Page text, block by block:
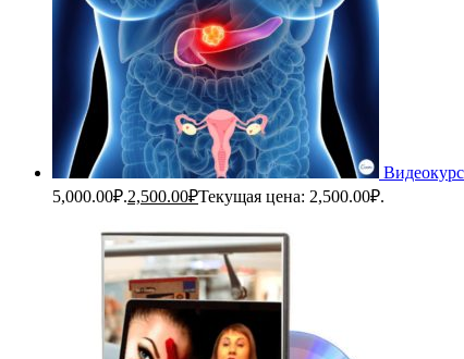
5,000.00₽.2,500.00₽Текущая цена: 2,500.00₽.